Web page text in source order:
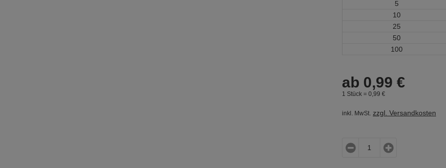
5
10
25
50
100
ab 0,99 €
1 Stück = 0, 99 €
inkl. MwSt. zzgl. Versandkosten